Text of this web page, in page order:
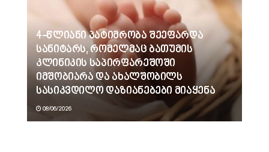
4-წლიანი პატიმრობა შეეფარდა
სანიტარს, რომელმაც ბათუმის
კლინიკის საპირფარეშოში
იმშობიარა და ახალშობილს
სასიკვდილო დაზიანებები მიაყენა
08/06/2026